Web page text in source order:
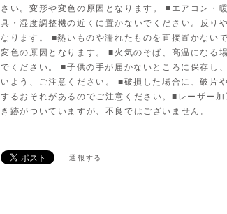
さい。変形や変色の原因となります。 ■エアコン・
具・湿度調整機の近くに置かないでください。反り
なります。 ■熱いものや濡れたものを直接置かない
変色の原因となります。 ■火気のそば、高温になる
でください。 ■子供の手が届かないところに保存し
いよう、ご注意ください。 ■破損した場合に、破片
するおそれがあるのでご注意ください。■レーザー
き跡がついていますが、不良ではございません。
通報する